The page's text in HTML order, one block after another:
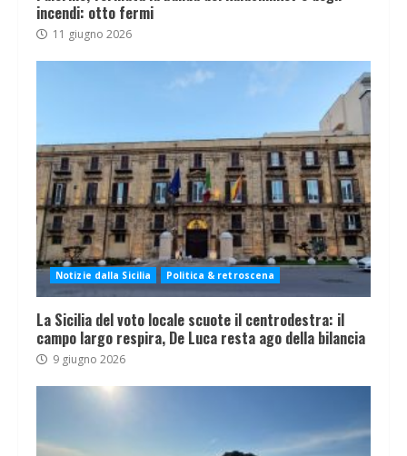
incendi: otto fermi
11 giugno 2026
Notizie dalla Sicilia Politica & retroscena
La Sicilia del voto locale scuote il centrodestra: il
campo largo respira, De Luca resta ago della bilancia
9 giugno 2026